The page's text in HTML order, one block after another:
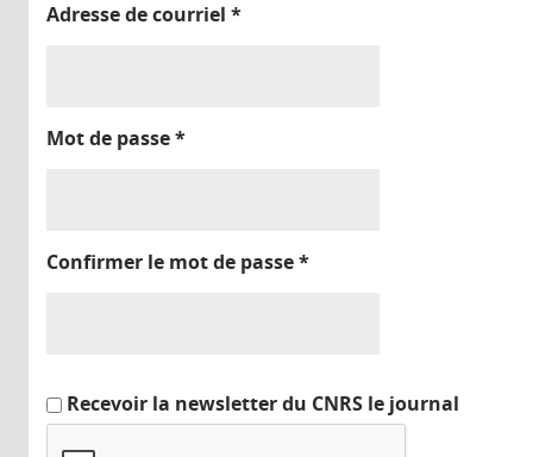
Adresse de courriel *
Mot de passe*
Confirmer le mot de passe*
Recevoir la newsletter du CNRS le journal